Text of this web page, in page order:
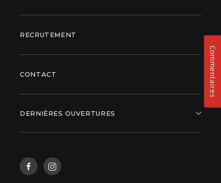
RECRUTEMENT
CONTACT
DERNIÈRES OUVERTURES
Commentaires